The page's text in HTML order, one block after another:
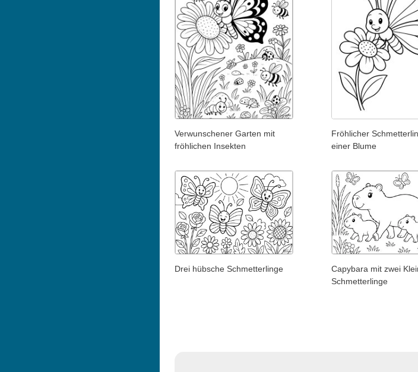
Verwunschener Garten mit
fröhlichen Insekten
Fröhlicher
einer Blume
Drei hübsche Schmetterlinge
Capybara mit zwei
Schmetterlinge